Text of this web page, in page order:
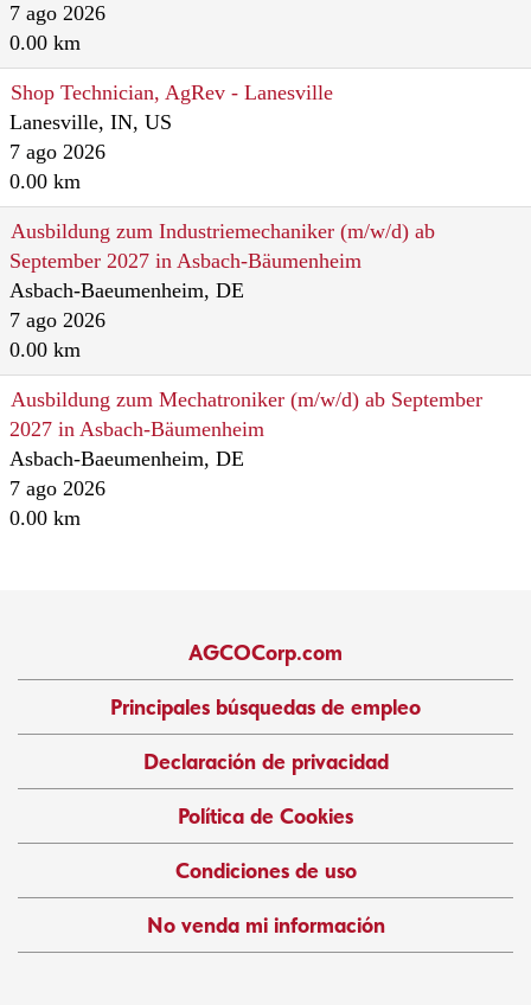
7 ago 2026
0.00 km
Shop Technician, AgRev - Lanesville
Lanesville, IN, US
7 ago 2026
0.00 km
Ausbildung zum Industriemechaniker (m/w/d) ab
September 2027 in Asbach-Bäumenheim
Asbach-Baeumenheim, DE
7 ago 2026
0.00 km
Ausbildung zum Mechatroniker (m/w/d) ab September
2027 in Asbach-Bäumenheim
Asbach-Baeumenheim, DE
7 ago 2026
0.00 km
AGCOCorp.com
Principales búsquedas de empleo
Declaración de privacidad
Política de Cookies
Condiciones de uso
No venda mi información